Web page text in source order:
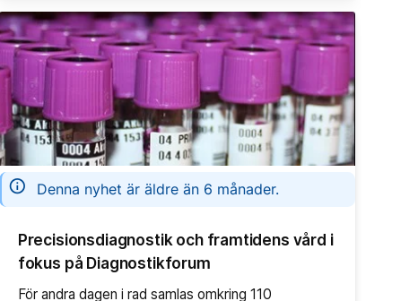
information
Denna nyhet är äldre än 6 månader.
Precisionsdiagnostik och framtidens vård i
fokus på Diagnostikforum
För andra dagen i rad samlas omkring 110